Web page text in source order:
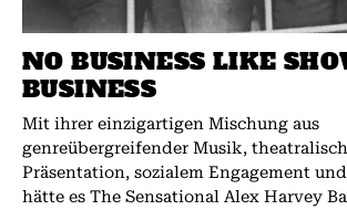
NO BUSINESS LIKE
BUSINESS
Mit ihrer einzigartigen Mischung aus
genreübergreifender Musik,
Präsentation, sozialem Engagement
hätte es The Sensational Alex Harvey